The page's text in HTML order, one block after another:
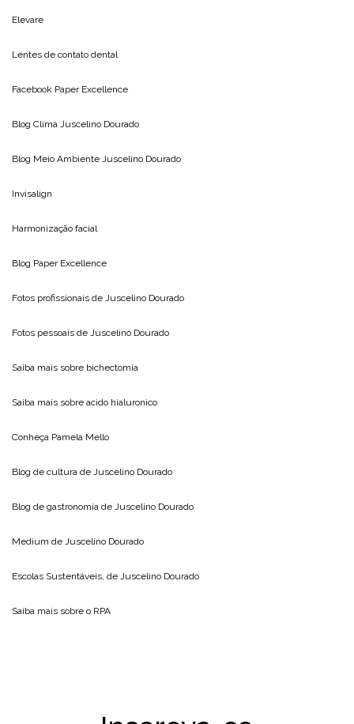
Elevare
Lentes de contato dental
Facebook Paper Excellence
Blog Clima Juscelino Dourado
Blog Meio Ambiente Juscelino Dourado
Invisalign
Harmonização facial
Blog Paper Excellence
Fotos profissionais de Juscelino Dourado
Fotos pessoais de Juscelino Dourado
Saiba mais sobre bichectomia
Saiba mais sobre acido hialuronico
Conheça Pamela Mello
Blog de cultura de Juscelino Dourado
Blog de gastronomia de Juscelino Dourado
Medium de Juscelino Dourado
Escolas Sustentáveis, de Juscelino Dourado
Saiba mais sobre o RPA